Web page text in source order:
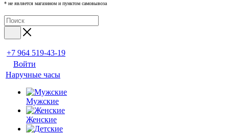
* не является магазином и пунктом самовывоза
+7 964 519-43-19
Войти
Наручные часы
Мужские
Женские